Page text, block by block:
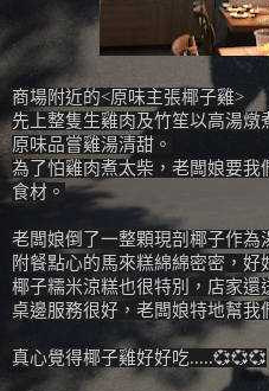
商場附近的<原味主張椰子雞>
先上整隻生雞肉及竹笙以高湯燉
原味品嘗雞湯清甜。
為了怕雞肉煮太柴，老闆娘要我
食材。
老闆娘倒了一整顆現剖椰子作為
附餐點心的馬來糕綿綿密密，好
椰子糯米涼糕也很特別，店家還
桌邊服務很好，老闆娘特地幫我
真心覺得椰子雞好好吃.....💞💞💞